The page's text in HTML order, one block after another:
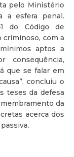
pelo Ministério
a esfera penal.
do Código de
criminoso, com a
aptos a
consequência,
que se falar em
concluiu o
teses da defesa
da
acerca dos